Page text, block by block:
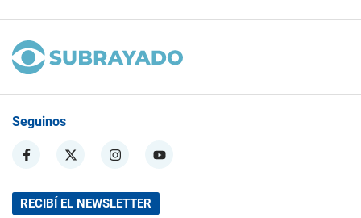
Seguinos
RECIBÍ EL NEWSLETTER